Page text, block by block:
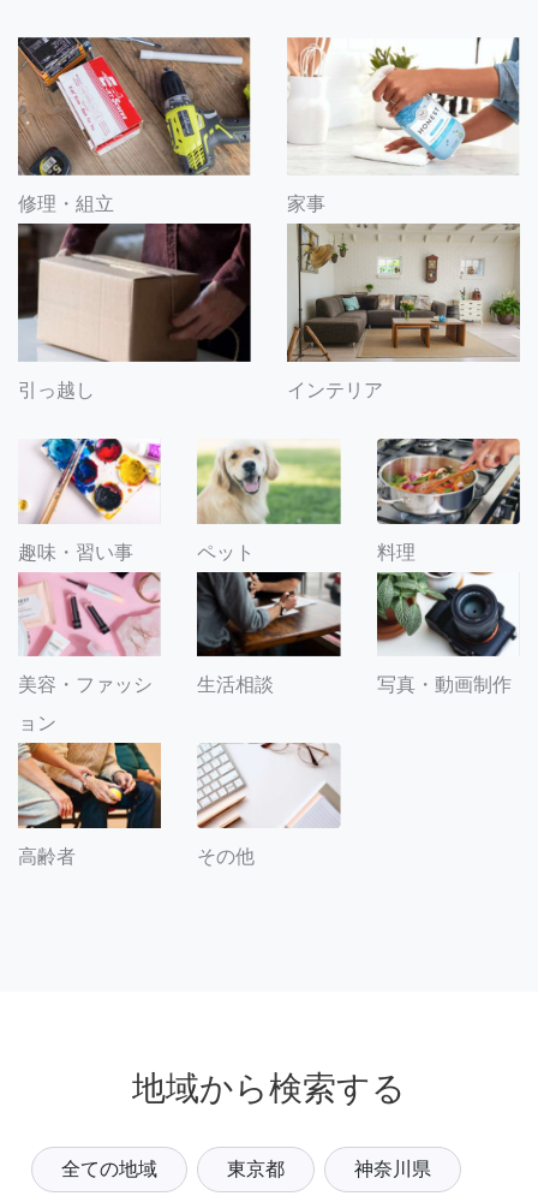
修理・組立 家事
引っ越し インテリア
趣味・習い事 ペット 料理
美容・ファッシ
ョン
生活相談 写真・動画制作
高齢者 その他
地域から検索する
全ての地域 東京都 神奈川県